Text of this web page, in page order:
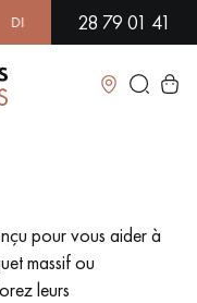
IMMÉDIATE |
28 79 01 41
Fermer
PARQUET CONTRECOLLÉ -
pour vous aider à
massif ou
leurs